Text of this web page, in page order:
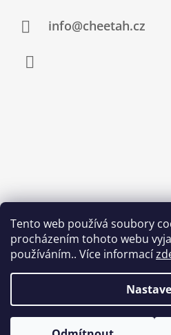
Tento web používá soubory
procházením tohoto webu
používáním.. Více informací
info@cheetah.cz
© 2026 Egepard.cz. Všechna práva